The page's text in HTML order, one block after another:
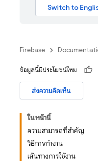
Firebase
ข้อมูลนี้มีประโยชน์ไหม
ส่งความคิดเห็น
ในหน้านี้
ความสามารถที่สำคัญ
วิธีการทำงาน
เส้นทางการใช้งาน